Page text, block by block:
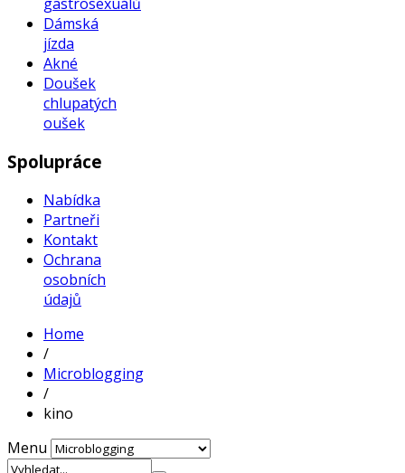
Dámská
jízda
Akné
Doušek
chlupatých
oušek
Spolupráce
Nabídka
Partneři
Kontakt
Ochrana
osobních
údajů
Home
/
Microblogging
/
kino
Menu